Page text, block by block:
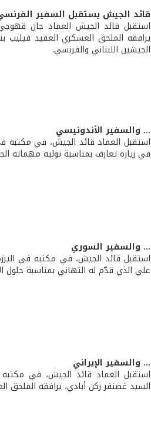
قائد الجيش يستقبل السفير
استقبل قائد الجيش العماد جان
يرافقه الملحق العسكري العقيد فيليب
الجيشين اللبناني والفرنسي.
... والسفير الأندونيسي
استقبل العماد قائد الجيش، في مكتبه
في زيارة تعارف بمناسبة توليه مهماته
... والسفير السوري
استقبل قائد الجيش، في مكتبه في
علي الذي قدّم له التهاني بمناسبة حلول
... والسفير الإيراني
استقبل العماد قائد الجيش، في مكتبه
السيد غضنفر ركن أبادي، يرافقه الملحق